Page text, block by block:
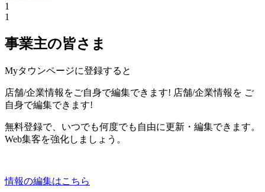
1
1
事業主の皆さま
Myタウンページに登録すると
店舗/企業情報をご自身で編集できます! 店舗/企業情報を ご
自身で編集できます!
無料登録で、いつでも何度でも自由に更新・編集できます。
Web集客を強化しましょう。
情報の編集はこちら